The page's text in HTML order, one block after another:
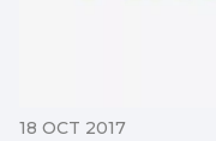
18 OCT 2017